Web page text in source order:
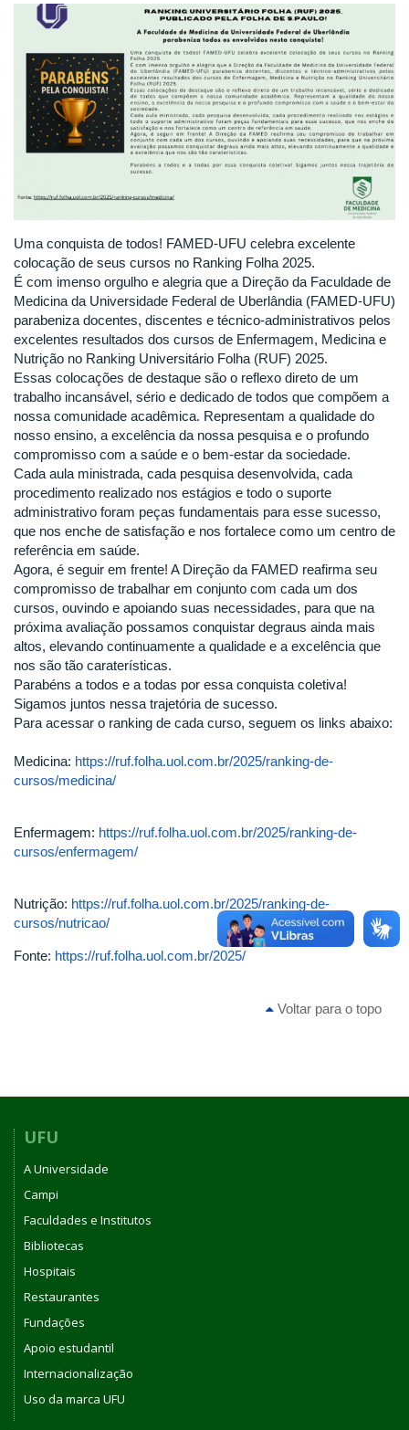
Uma conquista de todos! FAMED-UFU celebra excelente
colocação de seus cursos no Ranking Folha 2025.
É com imenso orgulho e alegria que a Direção da Faculdade de
Medicina da Universidade Federal de Uberlândia (FAMED-UFU)
parabeniza docentes, discentes e técnico-administrativos pelos
excelentes resultados dos cursos de Enfermagem, Medicina e
Nutrição no Ranking Universitário Folha (RUF) 2025.
Essas colocações de destaque são o reflexo direto de um
trabalho incansável, sério e dedicado de todos que compõem a
nossa comunidade acadêmica. Representam a qualidade do
nosso ensino, a excelência da nossa pesquisa e o profundo
compromisso com a saúde e o bem-estar da sociedade.
Cada aula ministrada, cada pesquisa desenvolvida, cada
procedimento realizado nos estágios e todo o suporte
administrativo foram peças fundamentais para esse sucesso,
que nos enche de satisfação e nos fortalece como um centro de
referência em saúde.
Agora, é seguir em frente! A Direção da FAMED reafirma seu
compromisso de trabalhar em conjunto com cada um dos
cursos, ouvindo e apoiando suas necessidades, para que na
próxima avaliação possamos conquistar degraus ainda mais
altos, elevando continuamente a qualidade e a excelência que
nos são tão caraterísticas.
Parabéns a todos e a todas por essa conquista coletiva!
Sigamos juntos nessa trajetória de sucesso.
Para acessar o ranking de cada curso, seguem os links abaixo:
Medicina: https://ruf.folha.uol.com.br/2025/ranking-de-
cursos/medicina/
Enfermagem: https://ruf.folha.uol.com.br/2025/ranking-de-
cursos/enfermagem/
Nutrição: https://ruf.folha.uol.com.br/2025/ranking-de-
cursos/nutricao/
Fonte: https://ruf.folha.uol.com.br/2025/
Voltar para o topo
UFU
A Universidade
Campi
Faculdades e Institutos
Bibliotecas
Hospitais
Restaurantes
Fundações
Apoio estudantil
Internacionalização
Uso da marca UFU